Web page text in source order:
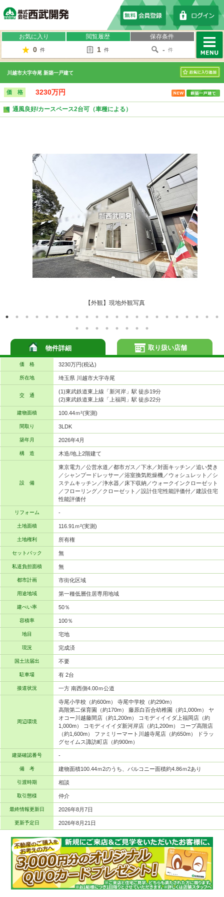
お気に入り
0 件
閲覧履歴
1 件
保存条件
- 件
MENU
川越市大字寺尾 新築一戸建て
お気に入り
価 格 3230万円
通風良好/カースペース2台可（車種による）
【外観】現地外観写真
物件詳細
価 格 3230万円(税込)
所在地 埼玉県 川越市大字寺尾
交 通
(1)東武鉄道東上線「新河岸」駅 徒歩19分
(2)東武鉄道東上線「上福岡」駅 徒歩22分
建物面積 100.44ｍ²(実測)
間取り 3LDK
築年月 2026年4月
構 造 木造/地上2階建て
設 備
東京電力／公営水道／都市ガス／下水／対面キッチン／追い焚き
／シャンプードレッサー／浴室換気乾燥機／ウォシュレット／シ
ステムキッチン／浄水器／床下収納／ウォークインクローゼット
／フローリング／クローゼット／設計住宅性能評価付／建設住宅
性能評価付
リフォーム -
土地面積 116.91ｍ²(実測)
土地権利 所有権
セットバック 無
私道負担面積 無
都市計画 市街化区域
用途地域 第一種低層住居専用地域
建ぺい率 50％
容積率 100％
地目 宅地
現況 完成済
国土法届出 不要
駐車場 有 2台
接道状況 一方 南西側4.00ｍ公道
周辺環境
寺尾小学校（約600m） 寺尾中学校（約290m）
高階第二保育園（約170m） 藤原白百合幼稚園（約1,000m） ヤ
オコー川越藤間店（約1,200m） コモディイイダ上福岡店（約
1,000m） コモディイイダ新河岸店（約1,200m） コープ高階店
（約1,600m） ファミリーマート川越寺尾店（約650m） ドラッ
グセイムス諏訪町店（約900m）
建築確認番号 -
備 考 建物面積100.44ｍ2のうち、バルコニー面積約4.86ｍ2あり
引渡時期 相談
取引態様 仲介
最終情報更新日 2026年8月7日
更新予定日 2026年8月21日
取り扱い店舗